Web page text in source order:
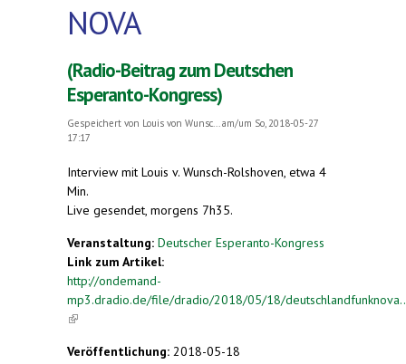
NOVA
(Radio-Beitrag zum Deutschen
Esperanto-Kongress)
Gespeichert von Louis von Wunsc...
am/um So, 2018-05-27
17:17
Interview mit Louis v. Wunsch-Rolshoven, etwa 4
Min.
Live gesendet, morgens 7h35.
Veranstaltung: Deutscher Esperanto-Kongress
Link zum Artikel:
http://ondemand-
mp3.dradio.de/file/dradio/2018/05/18/
(link is external)
Veröffentlichung: 2018-05-18